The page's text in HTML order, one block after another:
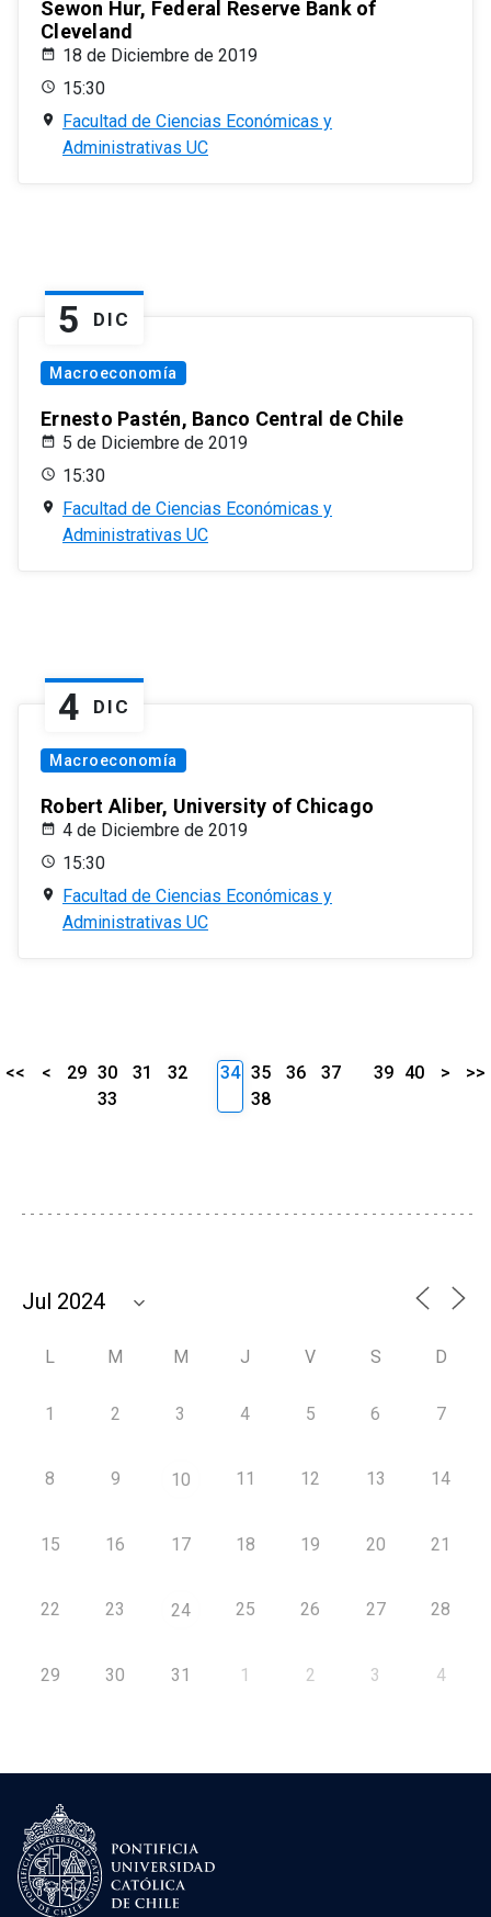
Sewon Hur, Federal Reserve Bank of
Cleveland
18 de Diciembre de 2019
15:30
Facultad de Ciencias Económicas y
Administrativas UC
5 DIC
Macroeconomía
Ernesto Pastén, Banco Central de Chile
5 de Diciembre de 2019
15:30
Facultad de Ciencias Económicas y
Administrativas UC
4 DIC
Macroeconomía
Robert Aliber, University of Chicago
4 de Diciembre de 2019
15:30
Facultad de Ciencias Económicas y
Administrativas UC
<< < 29 30 31
32
33
34 35 36
37
38
39 40 > >>
L M M J V S D
1 2 3 4 5 6 7
8 9 10 11 12 13 14
15 16 17 18 19 20 21
22 23 24 25 26 27 28
29 30 31 1 2 3 4